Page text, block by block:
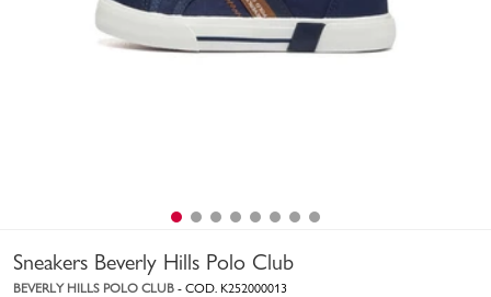
Bambino
Sneakers Beverly Hills Polo Club
BEVERLY HILLS POLO CLUB - COD. K252000013